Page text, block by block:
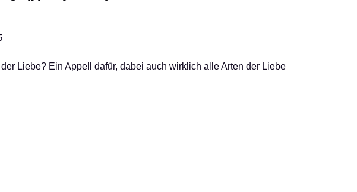
Liebe? Ein Appell dafür, dabei auch wirklich alle Arten der Liebe